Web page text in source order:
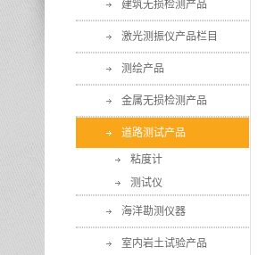
建筑无损检测产品
激光测振仪产品栏目
测绘产品
金属无损检测产品
道路测试产品
粘度计
测试仪
海洋勘测仪器
室内岩土试验产品